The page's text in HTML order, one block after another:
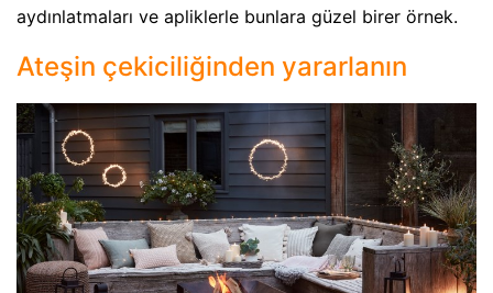
aydınlatmaları ve apliklerle bunlara güzel birer örnek.
Ateşin çekiciliğinden yararlanın